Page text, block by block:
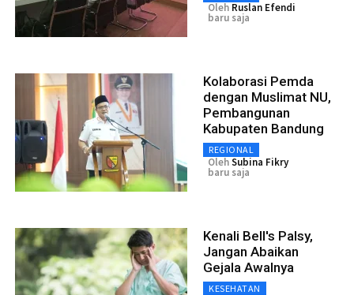
Oleh Ruslan Efendi
baru saja
Kolaborasi Pemda
dengan Muslimat NU,
Pembangunan
Kabupaten Bandung
REGIONAL
OlehSubina Fikry
baru saja
Kenali Bell's Palsy,
Jangan Abaikan
Gejala Awalnya
KESEHATAN